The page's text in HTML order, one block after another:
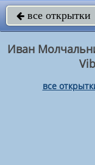
 все открытки
Иван
все